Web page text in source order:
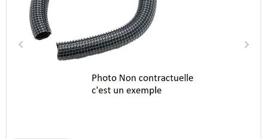
Précédent
keyboard_arrow_left keyboard_arrow_right